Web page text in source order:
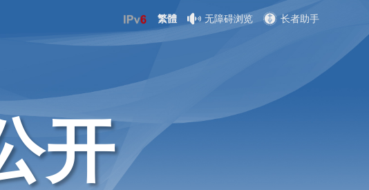
繁體 无障碍浏览 长者助手
开